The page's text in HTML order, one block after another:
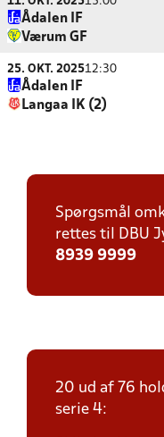
Ådalen IF
Værum GF
25. OKT. 202512:30
Ådalen IF
Langaa IK (2)
Spørgsmål
rettes til DBU
8939 9999
20 ud af 76
serie 4: